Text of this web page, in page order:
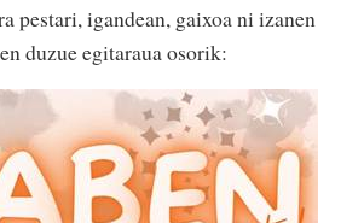
pestari, igandean, gaixoa ni izanen
duzue egitaraua osorik: